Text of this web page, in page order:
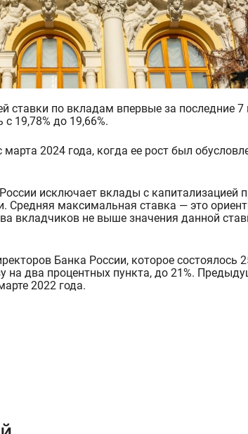
с 19,78% до 19,66%.
2024 года, когда ее рост был
исключает вклады с капитализацией
Средняя максимальная ставка — это
вкладчиков не выше значения данной
Банка России, которое состоялось
на два процентных пункта, до 21%.
2022 года.